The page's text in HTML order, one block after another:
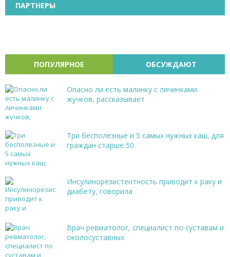
ПАРТНЕРЫ
ПОПУЛЯРНОЕ ОБСУЖДАЮТ
Опасно ли есть малинку с личинками
жучков, рассказывает
Три бесполезные и 5 самых нужных каш, для
граждан старше 50
Инсулинорезистентность приводит к раку и
диабету, говорила
Врач ревматолог, специалист по суставам и
околосуставных